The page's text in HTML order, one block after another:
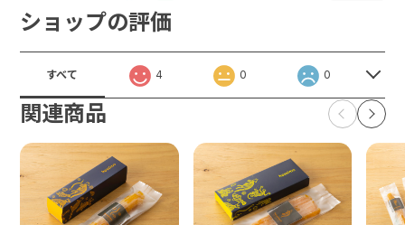
ショップの評価
すべて 4 0 0
関連商品